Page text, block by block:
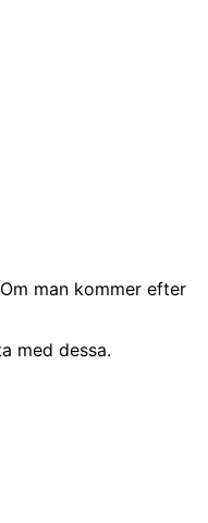
man kommer efter
med dessa.